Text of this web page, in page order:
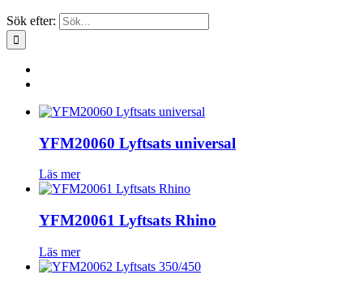
Sök efter:
YFM20060 Lyftsats universal
Läs mer
YFM20061 Lyftsats Rhino
Läs mer